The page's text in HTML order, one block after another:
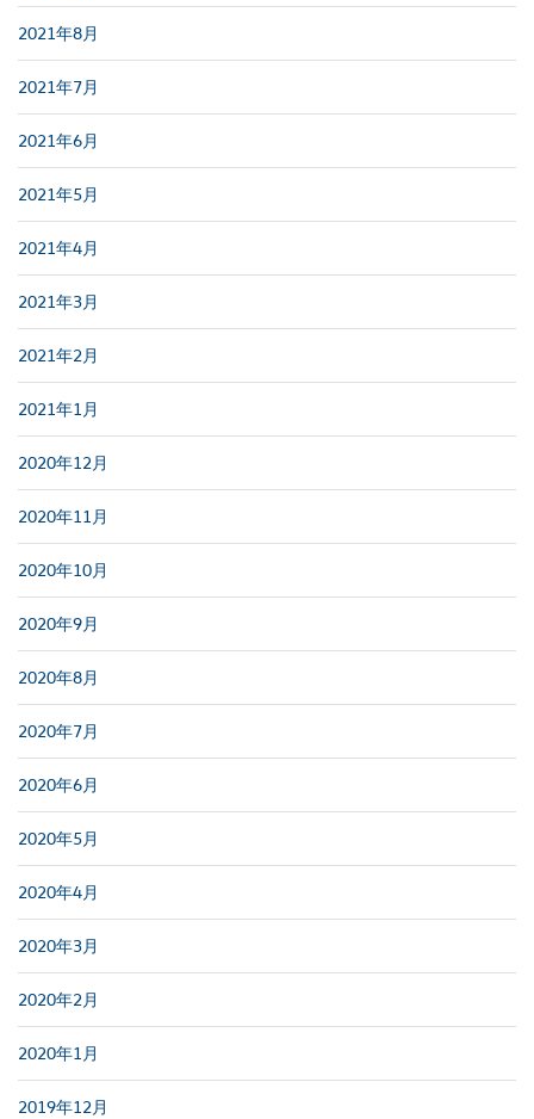
2021年8月
2021年7月
2021年6月
2021年5月
2021年4月
2021年3月
2021年2月
2021年1月
2020年12月
2020年11月
2020年10月
2020年9月
2020年8月
2020年7月
2020年6月
2020年5月
2020年4月
2020年3月
2020年2月
2020年1月
2019年12月